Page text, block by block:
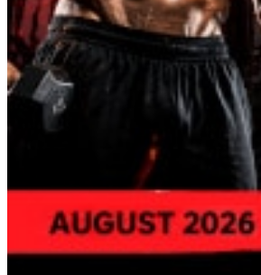
Triptorelina GnRH
Pérdida de peso
Retatrutida
Semaglutida
Agua bacteriostática
Jeringas inyección intramuscular